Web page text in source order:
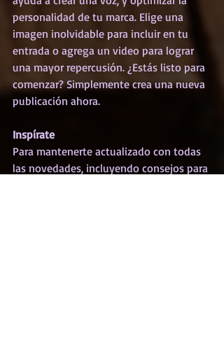
personalidad de tu marca. Elige una
imagen inolvidable para incluir en tu
entrada o agrega un video para lograr
una mayor repercusión. ¿Estás listo para
comenzar? Simplemente crea una nueva
publicación ahora.
Inspírate
Para mantenerte actualizado con todas
las novedades, incluyendo consejos para